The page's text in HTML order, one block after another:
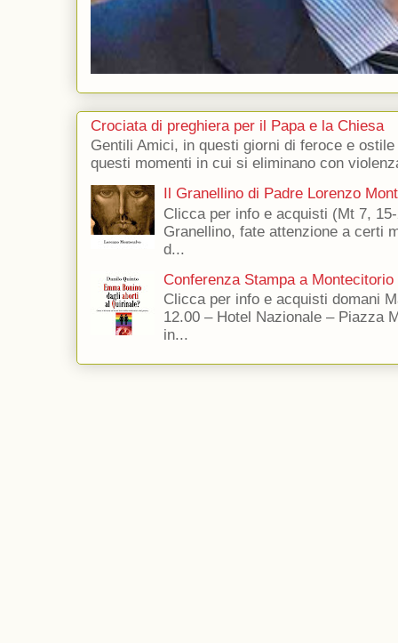
Crociata di preghiera per il Papa e la Chiesa
Gentili Amici, in questi giorni di feroce e
questi momenti in cui si eliminano con
Il Granellino di Padre Lorenzo
Clicca per info e acquisti (Mt 7,
Granellino, fate attenzione a certi
d...
Conferenza Stampa a Montecitorio
Clicca per info e acquisti domani
12.00 – Hotel Nazionale – Piazza
in...